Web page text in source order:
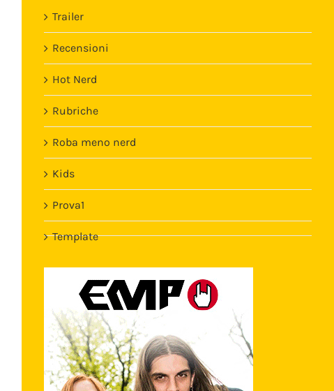
Trailer
Recensioni
Hot Nerd
Rubriche
Roba meno nerd
Kids
Prova1
Template